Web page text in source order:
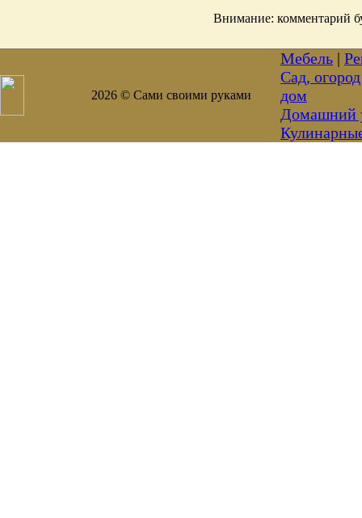
Внимание: комментарий
2026 © Сами своими руками
Мебель |
Сад, огород
дом
Домашний